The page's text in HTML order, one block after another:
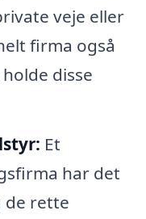
veje eller
firma også
disse
Et
har det
de rette